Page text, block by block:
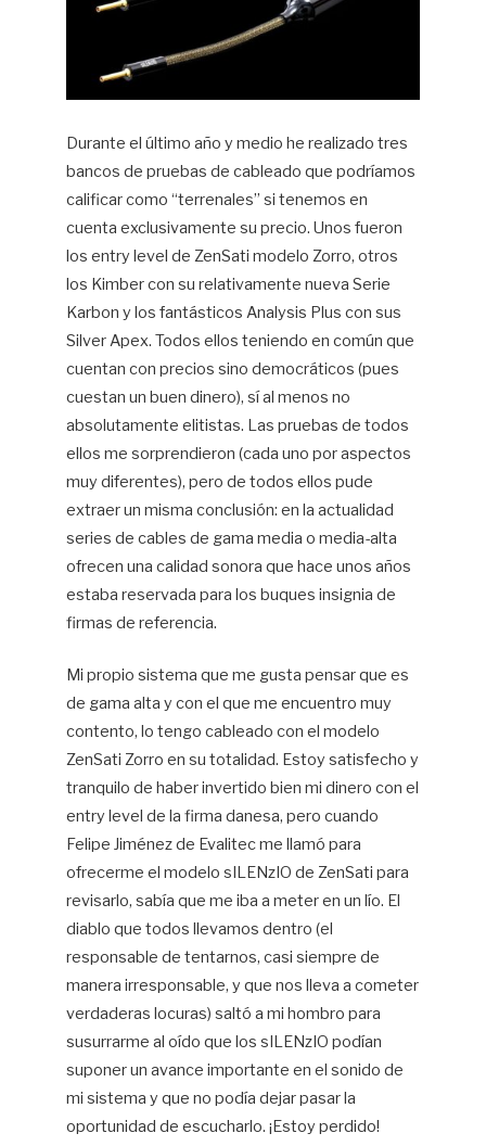
Durante el último año y medio he realizado tres
bancos de pruebas de cableado que podríamos
calificar como “terrenales” si tenemos en
cuenta exclusivamente su precio. Unos fueron
los entry level de ZenSati modelo Zorro, otros
los Kimber con su relativamente nueva Serie
Karbon y los fantásticos Analysis Plus con sus
Silver Apex. Todos ellos teniendo en común que
cuentan con precios sino democráticos (pues
cuestan un buen dinero), sí al menos no
absolutamente elitistas. Las pruebas de todos
ellos me sorprendieron (cada uno por aspectos
muy diferentes), pero de todos ellos pude
extraer un misma conclusión: en la actualidad
series de cables de gama media o media-alta
ofrecen una calidad sonora que hace unos años
estaba reservada para los buques insignia de
firmas de referencia.
Mi propio sistema que me gusta pensar que es
de gama alta y con el que me encuentro muy
contento, lo tengo cableado con el modelo
ZenSati Zorro en su totalidad. Estoy satisfecho y
tranquilo de haber invertido bien mi dinero con el
entry level de la firma danesa, pero cuando
Felipe Jiménez de Evalitec me llamó para
ofrecerme el modelo sILENzIO de ZenSati para
revisarlo, sabía que me iba a meter en un lío. El
diablo que todos llevamos dentro (el
responsable de tentarnos, casi siempre de
manera irresponsable, y que nos lleva a cometer
verdaderas locuras) saltó a mi hombro para
susurrarme al oído que los sILENzIO podían
suponer un avance importante en el sonido de
mi sistema y que no podía dejar pasar la
oportunidad de escucharlo. ¡Estoy perdido!